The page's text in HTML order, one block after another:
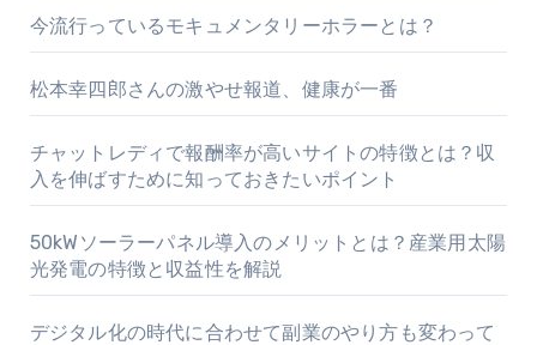
今流行っているモキュメンタリーホラーとは？
松本幸四郎さんの激やせ報道、健康が一番
チャットレディで報酬率が高いサイトの特徴とは？収
入を伸ばすために知っておきたいポイント
50kWソーラーパネル導入のメリットとは？産業用太陽
光発電の特徴と収益性を解説
デジタル化の時代に合わせて副業のやり方も変わって